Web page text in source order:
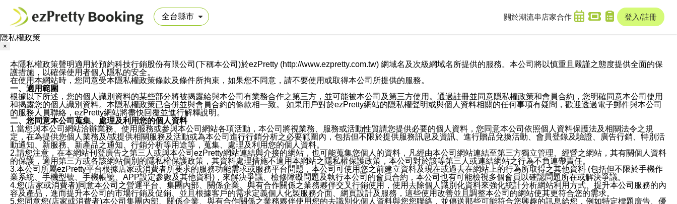
關於潮流串 店家合作 登入/註冊
隱私權政策
×
本隱私權政策聲明適用於預約科技行銷股份有限公司(下稱本公司)於ezPretty (http://www.ezpretty.com.tw) 網域名及次級網域名所提供的服務。本公司將以慎重且嚴謹之態度提供全面的保
護措施，以確保使用者個人隱私的安全。
在使用本網站時，您同意受本隱私權政策條款及條件所拘束，如果您不同意，請不要使用或取得本公司所提供的服務。
一、適用範圍
根據以下所述，您的個人識別資料的某些部分將被揭露給與本公司有業務合作之第三方，並可能被本公司及第三方使用。通過註冊並同意隱私權政策和會員合約，您明確同意本公司使用
和揭露您的個人識別資料。本隱私權政策已合併並與會員合約的條款相一致。 如果用戶對於ezPretty網站的隱私權聲明或與個人資料相關的任何事項有疑問，歡迎透過電子郵件與本公司
的服務人員聯絡，ezPretty網站將盡快回覆並進行解釋說明。
二、您同意本公司蒐集、處理及利用您的個人資料
1.當您與本公司網站洽辦業務、使用服務或參與本公司網站各項活動，本公司將視業務、服務或活動性質請您提供必要的個人資料，您同意本公司依照個人資料保護法及相關法令之規
定，在為提供您個人業務及/或提供相關服務及活動或為本公司進行行銷分析之必要範圍內，包括但不限於提供服務訊息及資訊、進行贈品兌換活動、會員登錄及驗證、廣告行銷、特別活
動通知、新服務、新產品之通知、行銷分析等用途等，蒐集、處理及利用您的個人資料。
2.請您注意，在本網站刊登廣告之第三人或與本公司ezPretty網站連結與介接的網站，也可能蒐集您個人的資料，凡經由本公司網站連結至第三方獨立管理、經營之網站，其有關個人資料
的保護，適用第三方或各該網站個別的隱私權保護政策，其資料處理措施不適用本網站之隱私權保護政策，本公司對於該等第三人或連結網站之行為不負連帶責任。
3.本公司所屬ezPretty平台根據店家或消費者所要求的服務功能需求或服務平台問題，本公司可使用您之前建立資料及現在或過去在網站上的行為所取得之其他資料 (包括但不限於手機作
業系統、手機型號、手機帳號、APP設定參數及其他資料)，來解決爭議、檢修障礙問題及執行本公司的會員合約，本公司也有可能檢視多個會員以確認問題所在或解決爭議。
4.您(店家或消費者)同意本公司之營運平台、集團內部、關係企業、與有合作關係之業務夥伴交叉行銷使用，使用去除個人識別化資料來強化統計分析網站利用方式、提升本公司服務的內
容及產品，進而提升本公司的市場行銷及促銷、並且根據客戶的需求定義個人化製服務介面、網頁設計及服務，這些使用改善並且調整本公司的網站使其更符合您的需求。
5.您同意您(店家或消費者)本公司集團內部、關係企業、與有合作關係之業務夥伴使用您的去識別化個人資料與您您聯絡，並傳送那些可能符合您興趣的訊息給您，例如特定標題廣告、優